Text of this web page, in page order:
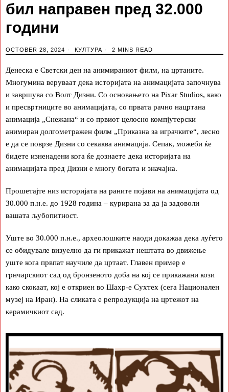
бил направен пред 32.000
години
OCTOBER 28, 2024 КУЛТУРА 2 MINS READ
Денеска е Светски ден на анимираниот филм, на цртаните.
Многумина веруваат дека историјата на анимацијата започнува
и завршува со Волт Дизни. Со основањето на Pixar Studios, како
и пресвртниците во анимацијата, со првата рачно нацртана
анимација „Снежана“ и со првиот целосно компјутерски
анимиран долгометражен филм „Приказна за играчките“, лесно
е да се поврзе Дизни со секаква анимација. Сепак, можеби ќе
бидете изненадени кога ќе дознаете дека историјата на
анимацијата пред Дизни е многу богата и значајна.
Прошетајте низ историјата на раните појави на анимацијата од
30.000 п.н.е. до 1928 година – курирана за да ја задоволи
вашата љубопитност.
Уште во 30.000 п.н.е., археолошките наоди докажаа дека луѓето
се обидувале визуелно да ги прикажат нештата во движење
уште кога првпат научиле да цртаат. Главен пример е
грнчарскиот сад од бронзеното доба на кој се прикажани кози
како скокаат, кој е откриен во Шахр-е Сухтех (сега Национален
музеј на Иран). На сликата е репродукција на цртежот на
керамичкиот сад.